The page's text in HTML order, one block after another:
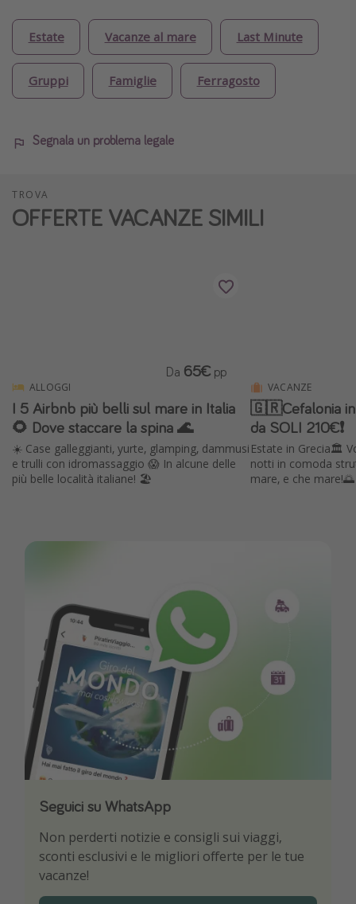
Estate Vacanze al mare Last Minute
Gruppi Famiglie Ferragosto
Segnala un problema legale
TROVA
OFFERTE VACANZE SIMILI
ALLOGGI
I 5 Airbnb più belli sul mare in Italia
🌻 Dove staccare la spina 🌊
☀️ Case galleggianti, yurte, glamping, dammusi
e trulli con idromassaggio 😱 In alcune delle
più belle località italiane! 🏖️
Da 65€ pp
VACANZE
🇬🇷Cefalonia in
da SOLI 210€❗️
Estate in Grecia🏛️
notti in comoda
mare, e che mare!🌅
Seguici su WhatsApp
Non perderti notizie e consigli sui viaggi,
sconti esclusivi e le migliori offerte per le tue
vacanze!
Scarica la nostra App
Sii il primo a conoscere le migliori offerte di
viaggio